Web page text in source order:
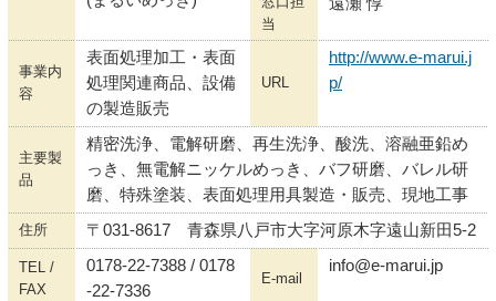
当
事業内
容
表面処理加工・表面
処理関連商品、設備
の製造販売
URL
http://www.e-marui.j
p/
主要製
品
精密洗浄、電解研磨、再生洗浄、酸洗、溶融亜鉛め
っき、無電解ニッケルめっき、バフ研磨、バレル研
磨、特殊塗装、表面処理用具製造・販売、現地工事
住所 〒031-8617 青森県八戸市大字河原木字遠山新田5-2
TEL /
FAX
0178-22-7388 / 0178
-22-7336
E-mail
info@e-marui.jp